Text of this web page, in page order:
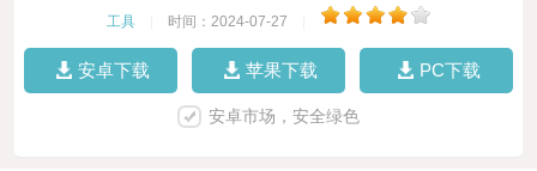
工具 时间：2024-07-27
安卓下载 苹果下载 PC下载
安卓市场，安全绿色